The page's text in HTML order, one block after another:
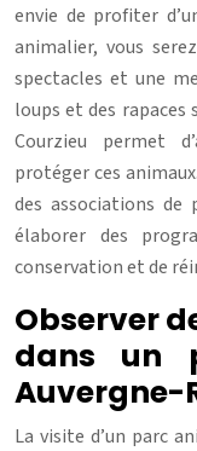
envie de profiter
animalier, vous
spectacles et une
loups et des rapaces
Courzieu permet
protéger ces
des associations de
élaborer des
conservation et de
Observer
dans un
Auvergne-
La visite d’un parc